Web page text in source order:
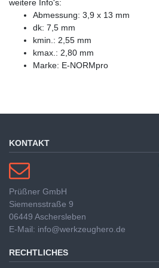
weitere Info's:
Abmessung: 3,9 x 13 mm
dk: 7,5 mm
kmin.: 2,55 mm
kmax.: 2,80 mm
Marke: E-NORMpro
KONTAKT
Prüßner GmbH
Siemensstraße 9
06449 Aschersleben
E-Mail: info@werkzeughero.de
RECHTLICHES